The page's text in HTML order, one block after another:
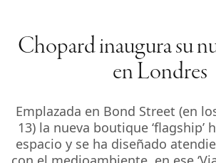
Chopard inaugura su
en Londres
Emplazada en Bond Street (en
13) la nueva boutique ‘flagship’
espacio y se ha diseñado